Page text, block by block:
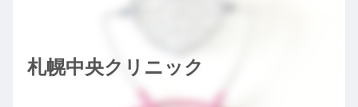
札幌中央クリニック